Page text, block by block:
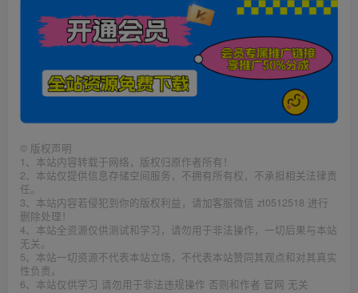
© 版权声明
1、本站内容转载于网络，版权归原作者所有！
2、本站仅提供信息存储空间服务，不拥有所有权，不承担相关法律责
任。
3、本站内容若侵犯到你的版权利益，请加客服微信 zt0512518 进行
删除处理！
4、本站全资源仅供测试和学习，请勿用于非法操作，一切后果与本站
无关。
5、本站一切资源不代表本站立场，不代表本站赞同其观点和对其真实
性负责。
6、本站仅供学习 请勿用于非法违规操作 否则和作者 官网 无关